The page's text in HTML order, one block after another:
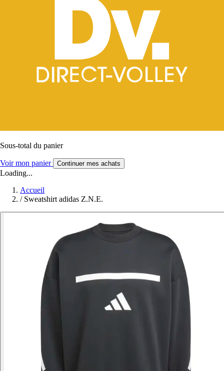
Sous-total du panier
Voir mon panier Continuer mes achats
Loading...
Accueil
/ Sweatshirt adidas Z.N.E.